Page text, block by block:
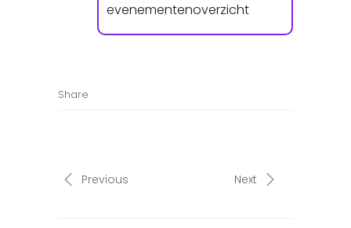
evenementenoverzicht
Share
Previous Next